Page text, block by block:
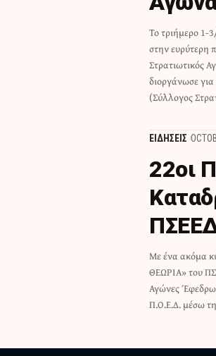
Το τριήμερο 1-
στην ευρύτερη
Στρατιωτικός
διοργάνωσε
(Σύλλογος
αιγίδα της
Εφέδρων
που
ΕΙΔΗΣΕΙΣ
22οι
Με ένα ακόμα
ΘΕΩΡΙΑ» του
Αγώνες
Π.Ο.Ε.Δ. μέσω
Λαμίας, το
ΠΣΕΕΔ ΣΑΚ,
Περιπόλου: